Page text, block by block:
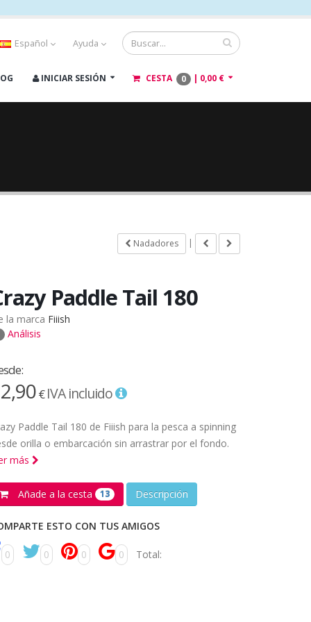
Español Ayuda
INICIAR SESIÓN CESTA 0 | 0,00 €
Nadadores |
Paddle Tail 180
la marca Fiiish
Análisis
€IVA incluido
Paddle Tail 180 de Fiiish para la pesca a spinning
orilla o embarcación sin arrastrar por el fondo.
más
Añade a la cesta 13 Descripción
ESTO CON TUS AMIGOS
0 0 0 0 Total: